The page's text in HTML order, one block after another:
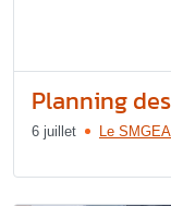
Planning
6 juillet Le